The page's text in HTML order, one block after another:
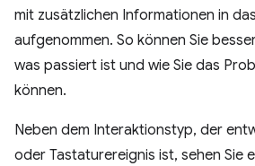
mit zusätzlichen Informationen in
aufgenommen. So können Sie
was passiert ist und wie Sie das
können.
Neben dem Interaktionstyp, der
oder Tastaturereignis ist, sehen Sie